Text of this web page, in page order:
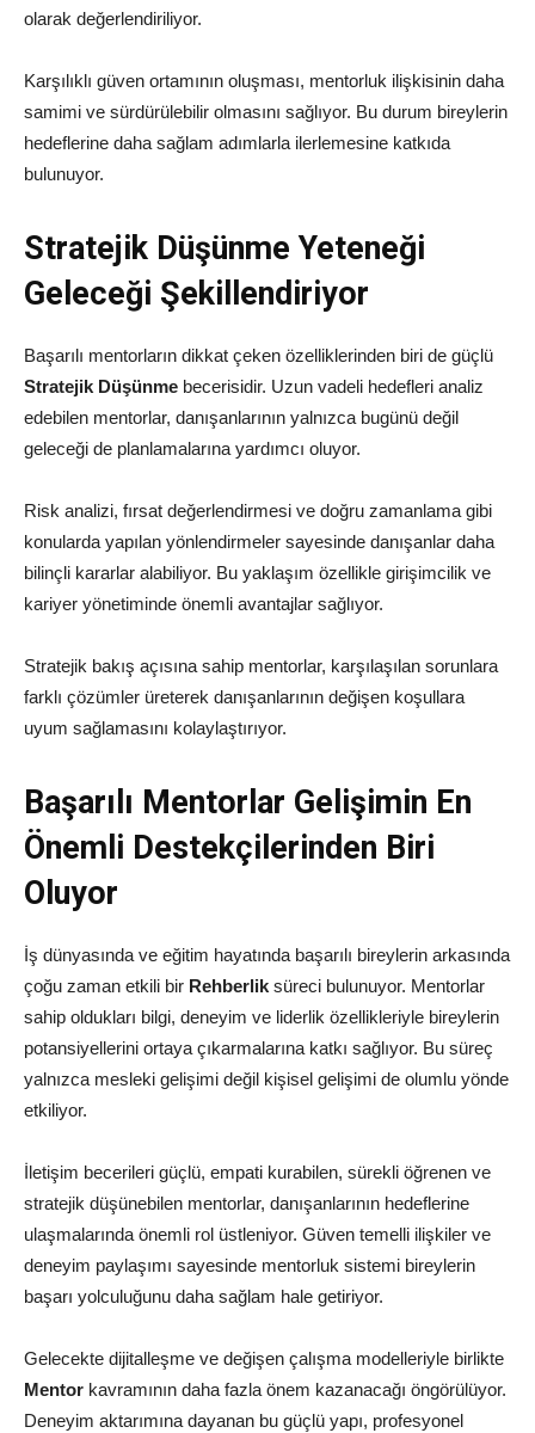
olarak değerlendiriliyor.
Karşılıklı güven ortamının oluşması, mentorluk ilişkisinin daha
samimi ve sürdürülebilir olmasını sağlıyor. Bu durum bireylerin
hedeflerine daha sağlam adımlarla ilerlemesine katkıda
bulunuyor.
Stratejik Düşünme Yeteneği
Geleceği Şekillendiriyor
Başarılı mentorların dikkat çeken özelliklerinden biri de güçlü
Stratejik Düşünme becerisidir. Uzun vadeli hedefleri analiz
edebilen mentorlar, danışanlarının yalnızca bugünü değil
geleceği de planlamalarına yardımcı oluyor.
Risk analizi, fırsat değerlendirmesi ve doğru zamanlama gibi
konularda yapılan yönlendirmeler sayesinde danışanlar daha
bilinçli kararlar alabiliyor. Bu yaklaşım özellikle girişimcilik ve
kariyer yönetiminde önemli avantajlar sağlıyor.
Stratejik bakış açısına sahip mentorlar, karşılaşılan sorunlara
farklı çözümler üreterek danışanlarının değişen koşullara
uyum sağlamasını kolaylaştırıyor.
Başarılı Mentorlar Gelişimin En
Önemli Destekçilerinden Biri
Oluyor
İş dünyasında ve eğitim hayatında başarılı bireylerin arkasında
çoğu zaman etkili bir Rehberlik süreci bulunuyor. Mentorlar
sahip oldukları bilgi, deneyim ve liderlik özellikleriyle bireylerin
potansiyellerini ortaya çıkarmalarına katkı sağlıyor. Bu süreç
yalnızca mesleki gelişimi değil kişisel gelişimi de olumlu yönde
etkiliyor.
İletişim becerileri güçlü, empati kurabilen, sürekli öğrenen ve
stratejik düşünebilen mentorlar, danışanlarının hedeflerine
ulaşmalarında önemli rol üstleniyor. Güven temelli ilişkiler ve
deneyim paylaşımı sayesinde mentorluk sistemi bireylerin
başarı yolculuğunu daha sağlam hale getiriyor.
Gelecekte dijitalleşme ve değişen çalışma modelleriyle birlikte
Mentor kavramının daha fazla önem kazanacağı öngörülüyor.
Deneyim aktarımına dayanan bu güçlü yapı, profesyonel